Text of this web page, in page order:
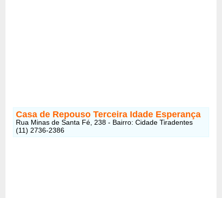
Casa de Repouso Terceira Idade Esperança
Rua Minas de Santa Fé, 238 - Bairro: Cidade Tiradentes
(11) 2736-2386